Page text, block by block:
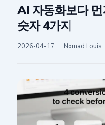
AI 자동화보다
숫자 4가지
2026-04-17 Nomad Louis